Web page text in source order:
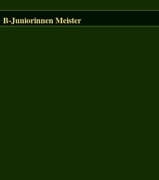
B-Juniorinnen Meister